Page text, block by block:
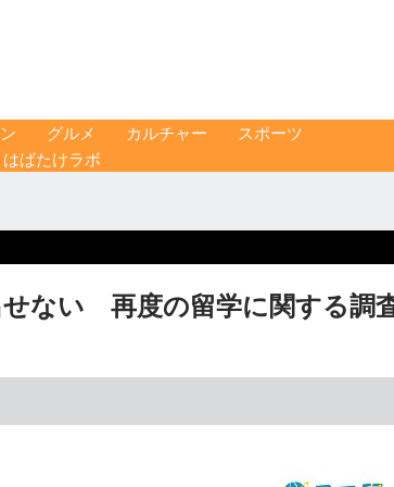
グルメ カルチャー
スポーツ
はばたけラボ
ない 再度の留学に関する調